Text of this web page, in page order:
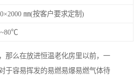
㎜(按客户要求定制)
那么在放进恒温老化房里以前，一
于容易挥发的易燃易爆易燃气体待